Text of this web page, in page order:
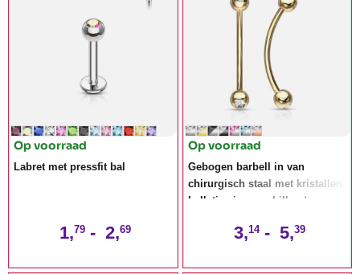
Op voorraad
Labret met pressfit bal
1,79 - 2,69
Op voorraad
Gebogen barbell in van
chirurgisch staal met kristallen
balletjes in verschillende
3,14 - 5,39